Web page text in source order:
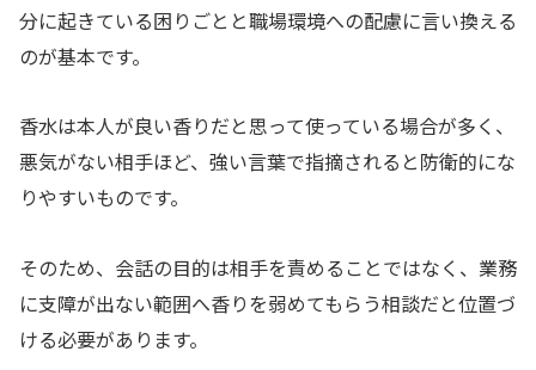
分に起きている困りごとと職場環境への配慮に言い換える
のが基本です。
香水は本人が良い香りだと思って使っている場合が多く、
悪気がない相手ほど、強い言葉で指摘されると防衛的にな
りやすいものです。
そのため、会話の目的は相手を責めることではなく、業務
に支障が出ない範囲へ香りを弱めてもらう相談だと位置づ
ける必要があります。